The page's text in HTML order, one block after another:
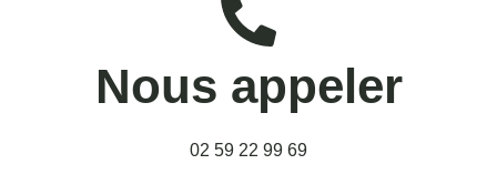
Nous appeler
02 59 22 99 69